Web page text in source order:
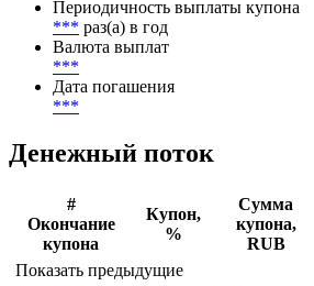
Периодичность выплаты купона
*** раз(а) в год
Валюта выплат
***
Дата погашения
***
Денежный поток
#
Окончание
купона
Купон,
%
Сумма
купона,
RUB
Показать предыдущие